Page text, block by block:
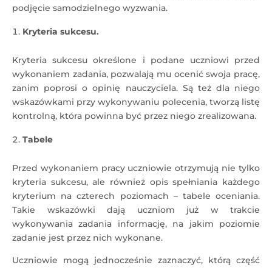
podjęcie samodzielnego wyzwania.
Kryteria sukcesu.
Kryteria sukcesu określone i podane uczniowi przed
wykonaniem zadania, pozwalają mu ocenić swoja pracę,
zanim poprosi o opinię nauczyciela. Są też dla niego
wskazówkami przy wykonywaniu polecenia, tworzą listę
kontrolną, która powinna być przez niego zrealizowana.
Tabele
Przed wykonaniem pracy uczniowie otrzymują nie tylko
kryteria sukcesu, ale również opis spełniania każdego
kryterium na czterech poziomach – tabele oceniania.
Takie wskazówki dają uczniom już w trakcie
wykonywania zadania informację, na jakim poziomie
zadanie jest przez nich wykonane.
Uczniowie mogą jednocześnie zaznaczyć, którą część